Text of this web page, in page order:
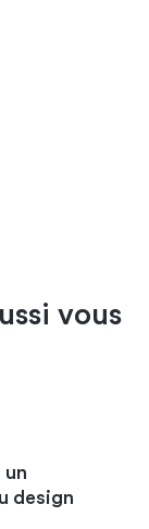
vous
un
design